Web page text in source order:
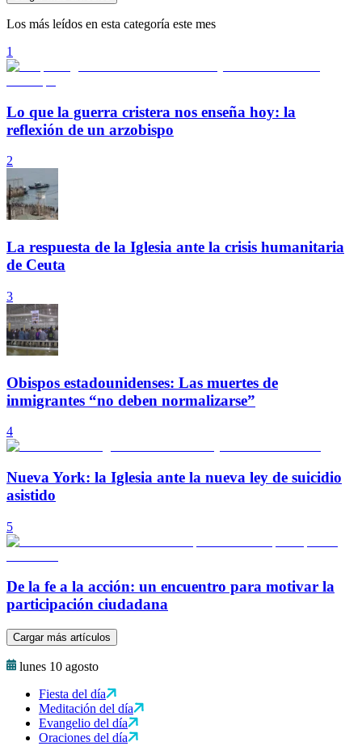
Los más leídos en esta categoría este mes
1
Lo que la guerra cristera nos enseña hoy: la
reflexión de un arzobispo
2
La respuesta de la Iglesia ante la crisis humanitaria
de Ceuta
3
Obispos estadounidenses: Las muertes de
inmigrantes “no deben normalizarse”
4
Nueva York: la Iglesia ante la nueva ley de suicidio
asistido
5
De la fe a la acción: un encuentro para motivar la
participación ciudadana
Cargar más artículos
lunes 10 agosto
Fiesta del día
Meditación del día
Evangelio del día
Oraciones del día